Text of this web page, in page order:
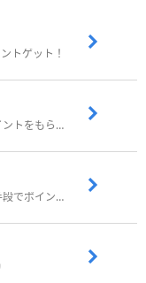
トゲット！
歩いてポイ活！日常生活でお得にポイントをもらおう
歩いたりアンケート回答など幅広い手段でポイントをゲット